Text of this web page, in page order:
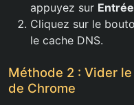
appuyez sur Entrée
Cliquez sur le
le cache DNS.
Méthode 2 : Vider
de Chrome